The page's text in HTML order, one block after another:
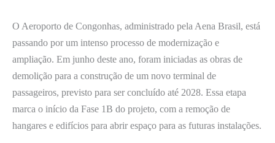
O Aeroporto de Congonhas, administrado pela Aena Brasil, está
passando por um intenso processo de modernização e
ampliação. Em junho deste ano, foram iniciadas as obras de
demolição para a construção de um novo terminal de
passageiros, previsto para ser concluído até 2028. Essa etapa
marca o início da Fase 1B do projeto, com a remoção de
hangares e edifícios para abrir espaço para as futuras instalações.